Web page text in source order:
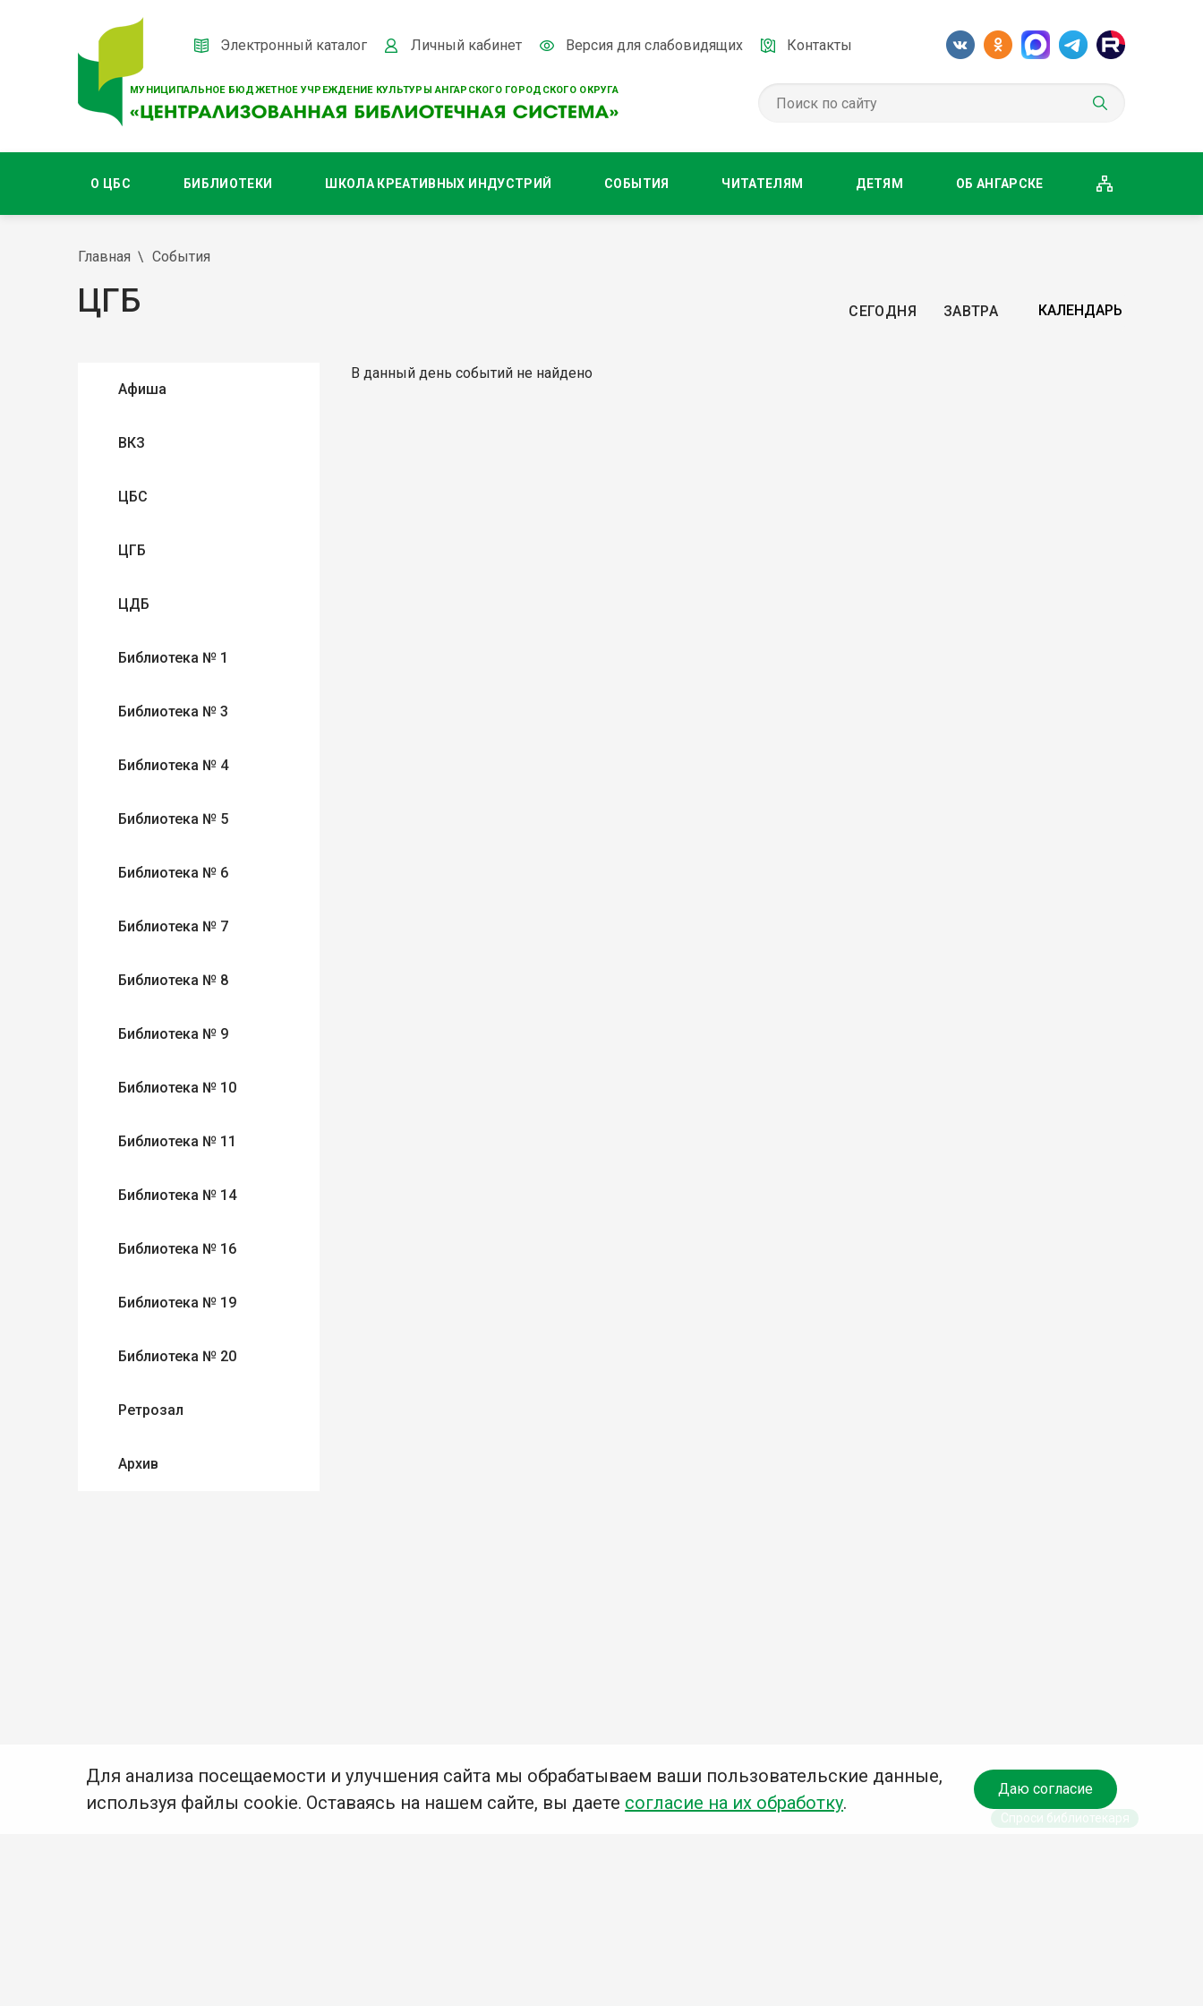
МУНИЦИПАЛЬНОЕ БЮДЖЕТНОЕ УЧРЕЖДЕНИЕ КУЛЬТУРЫ АНГАРСКОГО ГОРОДСКОГО ОКРУГА
Электронный каталог Личный кабинет Версия для слабовидящих Контакты
О ЦБС БИБЛИОТЕКИ ШКОЛА КРЕАТИВНЫХ ИНДУСТРИЙ СОБЫТИЯ ЧИТАТЕЛЯМ ДЕТЯМ ОБ АНГАРСКЕ
Главная События
ЦГБ СЕГОДНЯ ЗАВТРА
Афиша
ВКЗ
ЦБС
ЦГБ
ЦДБ
Библиотека № 1
Библиотека № 3
Библиотека № 4
Библиотека № 5
Библиотека № 6
Библиотека № 7
Библиотека № 8
Библиотека № 9
Библиотека № 10
Библиотека № 11
Библиотека № 14
Библиотека № 16
Библиотека № 19
Библиотека № 20
Ретрозал
Архив
В данный день событий не найдено
Для анализа посещаемости и улучшения сайта мы обрабатываем ваши пользовательские данные,
используя файлы cookie. Оставаясь на нашем сайте, вы даете согласие на их обработку.
Даю согласие
Спроси библиотекаря